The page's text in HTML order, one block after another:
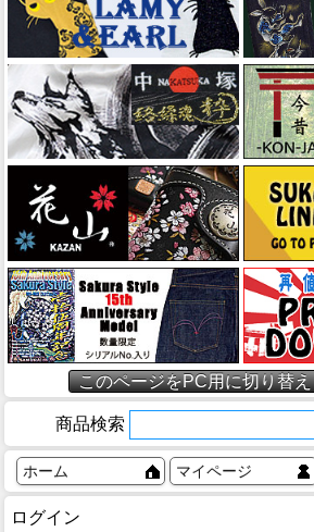
このページをPC用に切り替え
商品検索
ホーム マイページ
ログイン